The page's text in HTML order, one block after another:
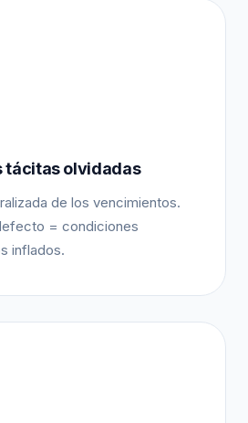
tácitas olvidadas
de los vencimientos.
= condiciones
inflados.